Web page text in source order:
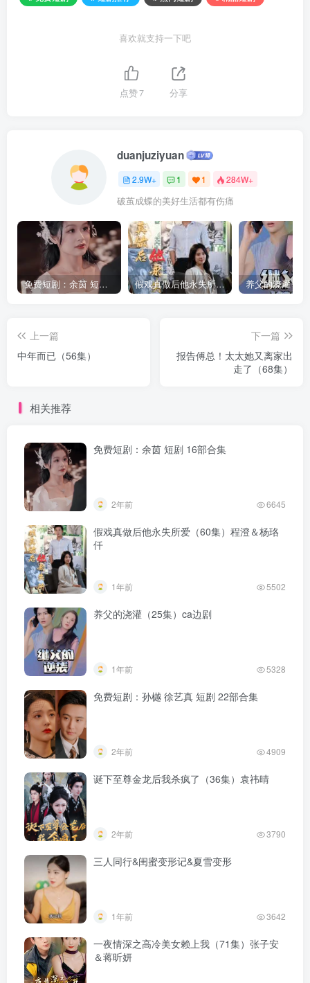
喜欢就支持一下吧
点赞7 分享
duanjuziyuan
2.9W+ 1 1 284W+
破茧成蝶的美好生活都有伤痛
免费短剧：余茵 短剧 16部合集 假戏真做后他永失所爱（60集）程澄＆杨珞仟
上一篇
中年而已（56集）
下一篇
报告傅总！太太她又离家出
走了（68集）
相关推荐
免费短剧：余茵 短剧 16部合集
2年前 6645
假戏真做后他永失所爱（60集）程澄＆杨珞
仟
1年前 5502
养父的浇灌（25集）ca边剧
1年前 5328
免费短剧：孙樾 徐艺真 短剧 22部合集
2年前 4909
诞下至尊金龙后我杀疯了（36集）袁祎晴
2年前 3790
三人同行&闺蜜变形记&夏雪变形
1年前 3642
一夜情深之高冷美女赖上我（71集）张子安
＆蒋昕妍